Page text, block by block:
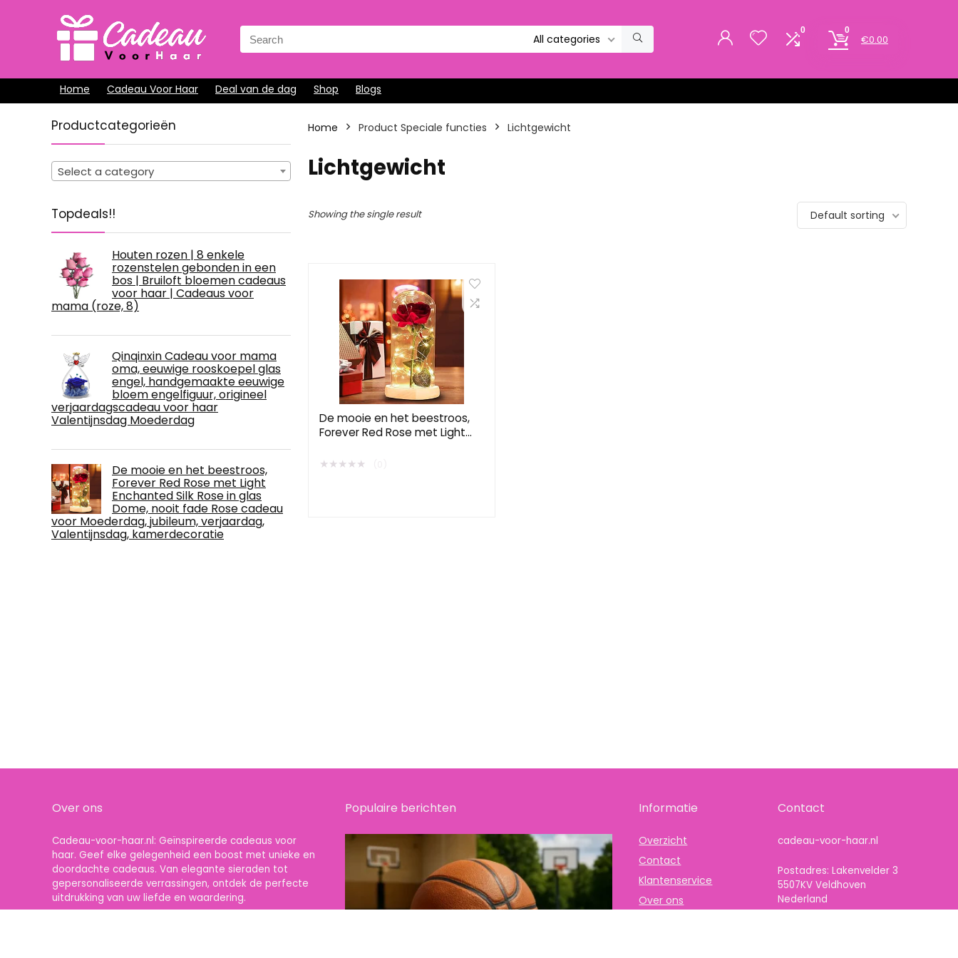
Search
for:
All categories
0 0
€0.00
Home Cadeau Voor Haar Deal van de dag Shop Blogs
Productcategorieën
Select a category
Topdeals!!
Houten rozen | 8 enkele
rozenstelen gebonden in een
bos | Bruiloft bloemen cadeaus
voor haar | Cadeaus voor
mama (roze, 8)
Qinqinxin Cadeau voor mama
oma, eeuwige rooskoepel glas
engel, handgemaakte eeuwige
bloem engelfiguur, origineel
verjaardagscadeau voor haar
Valentijnsdag Moederdag
De mooie en het beestroos,
Forever Red Rose met Light
Enchanted Silk Rose in glas
Dome, nooit fade Rose cadeau
voor Moederdag, jubileum, verjaardag,
Valentijnsdag, kamerdecoratie
Home Product Speciale functies ‎Lichtgewicht
‎Lichtgewicht
Showing the single result Default sorting
De mooie en het beestroos,
Forever Red Rose met Light
Dome, nooit fade Rose
★★★★★
Over ons
Cadeau-voor-haar.nl: Geïnspireerde cadeaus voor
haar. Geef elke gelegenheid een boost met unieke en
doordachte cadeaus. Van elegante sieraden tot
gepersonaliseerde verrassingen, ontdek de perfecte
uitdrukking van uw liefde en waardering.
Populaire berichten Informatie
Overzicht
Contact
Klantenservice
Over ons
Contact
cadeau-voor-haar.nl
Postadres: Lakenvelder 3
5507KV Veldhoven
Nederland